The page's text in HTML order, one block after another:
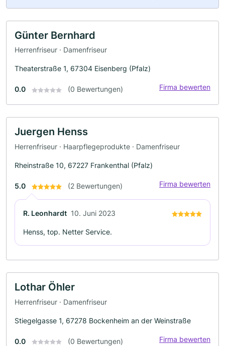
Günter Bernhard
Herrenfriseur · Damenfriseur
Theaterstraße 1, 67304 Eisenberg (Pfalz)
0.0 (0 Bewertungen) Firma bewerten
Juergen Henss
Herrenfriseur · Haarpflegeprodukte · Damenfriseur
Rheinstraße 10, 67227 Frankenthal (Pfalz)
5.0 (2 Bewertungen) Firma bewerten
R. Leonhardt 10. Juni 2023
Henss, top. Netter Service.
Lothar Öhler
Herrenfriseur · Damenfriseur
Stiegelgasse 1, 67278 Bockenheim an der Weinstraße
0.0 (0 Bewertungen) Firma bewerten